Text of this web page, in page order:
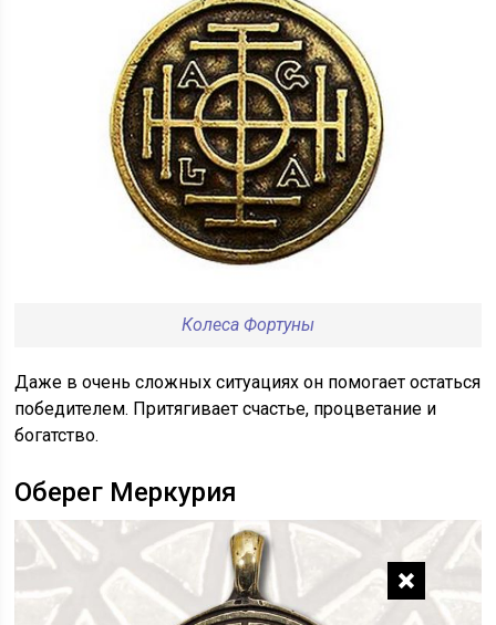
Колеса Фортуны
Даже в очень сложных ситуациях он помогает остаться
победителем. Притягивает счастье, процветание и
богатство.
Оберег Меркурия